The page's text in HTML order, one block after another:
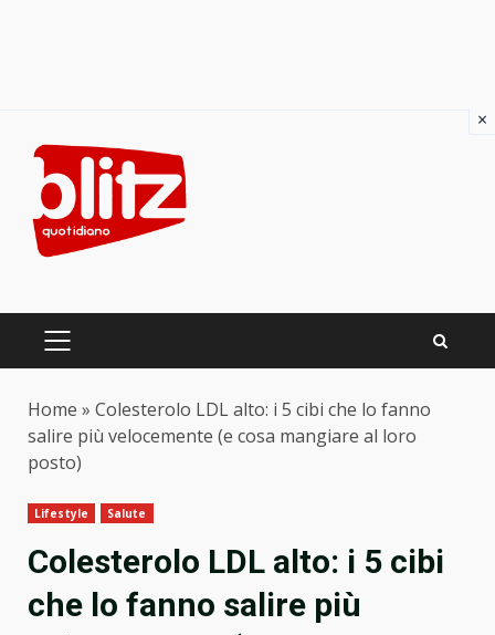
content
PRIMARY
Home » Colesterolo LDL alto: i 5 cibi che lo fanno
salire più velocemente (e cosa mangiare al loro
posto)
Lifestyle Salute
Colesterolo LDL alto: i 5 cibi
che lo fanno salire più
×